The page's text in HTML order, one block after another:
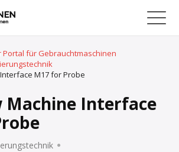
Portal für Gebrauchtmaschinen
M17 for Probe
Machine Interface